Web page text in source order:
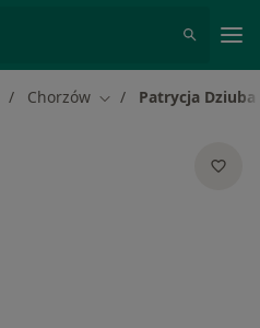
Chorzów Zmień miasto
Patrycja Dziuba